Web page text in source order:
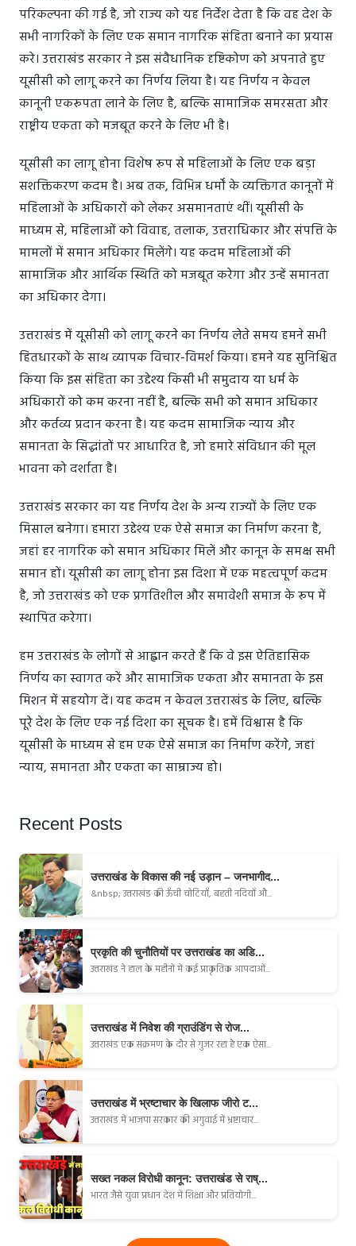
परिकल्पना की गई है, जो राज्य को यह निर्देश देता है कि वह देश के
सभी नागरिकों के लिए एक समान नागरिक संहिता बनाने का प्रयास
करे। उत्तराखंड सरकार ने इस संवैधानिक दृष्टिकोण को अपनाते हुए
यूसीसी को लागू करने का निर्णय लिया है। यह निर्णय न केवल
कानूनी एकरूपता लाने के लिए है, बल्कि सामाजिक समरसता और
राष्ट्रीय एकता को मजबूत करने के लिए भी है।
यूसीसी का लागू होना विशेष रूप से महिलाओं के लिए एक बड़ा
सशक्तिकरण कदम है। अब तक, विभिन्न धर्मों के व्यक्तिगत कानूनों में
महिलाओं के अधिकारों को लेकर असमानताएं थीं। यूसीसी के
माध्यम से, महिलाओं को विवाह, तलाक, उत्तराधिकार और संपत्ति के
मामलों में समान अधिकार मिलेंगे। यह कदम महिलाओं की
सामाजिक और आर्थिक स्थिति को मजबूत करेगा और उन्हें समानता
का अधिकार देगा।
उत्तराखंड में यूसीसी को लागू करने का निर्णय लेते समय हमने सभी
हितधारकों के साथ व्यापक विचार-विमर्श किया। हमने यह सुनिश्चित
किया कि इस संहिता का उद्देश्य किसी भी समुदाय या धर्म के
अधिकारों को कम करना नहीं है, बल्कि सभी को समान अधिकार
और कर्तव्य प्रदान करना है। यह कदम सामाजिक न्याय और
समानता के सिद्धांतों पर आधारित है, जो हमारे संविधान की मूल
भावना को दर्शाता है।
उत्तराखंड सरकार का यह निर्णय देश के अन्य राज्यों के लिए एक
मिसाल बनेगा। हमारा उद्देश्य एक ऐसे समाज का निर्माण करना है,
जहां हर नागरिक को समान अधिकार मिलें और कानून के समक्ष सभी
समान हों। यूसीसी का लागू होना इस दिशा में एक महत्वपूर्ण कदम
है, जो उत्तराखंड को एक प्रगतिशील और समावेशी समाज के रूप में
स्थापित करेगा।
हम उत्तराखंड के लोगों से आह्वान करते हैं कि वे इस ऐतिहासिक
निर्णय का स्वागत करें और सामाजिक एकता और समानता के इस
मिशन में सहयोग दें। यह कदम न केवल उत्तराखंड के लिए, बल्कि
पूरे देश के लिए एक नई दिशा का सूचक है। हमें विश्वास है कि
यूसीसी के माध्यम से हम एक ऐसे समाज का निर्माण करेंगे, जहां
न्याय, समानता और एकता का साम्राज्य हो।
Recent Posts
उत्तराखंड के विकास की नई उड़ान – जनभागीद...
&nbsp; उत्तराखंड की ऊँची चोटियाँ, बहती नदियाँ औ...
प्रकृति की चुनौतियों पर उत्तराखंड का अडि...
उत्तराखंड ने हाल के महीनों में कई प्राकृतिक आपदाओं...
उत्तराखंड में निवेश की ग्राउंडिंग से रोज...
उत्तराखंड एक संक्रमण के दौर से गुजर रहा है एक ऐसा...
उत्तराखंड में भ्रष्टाचार के खिलाफ जीरो ट...
उत्तराखंड में भाजपा सरकार की अगुवाई में भ्रष्टाचार...
सख्त नकल विरोधी कानून: उत्तराखंड से राष्...
भारत जैसे युवा प्रधान देश में शिक्षा और प्रतियोगी...